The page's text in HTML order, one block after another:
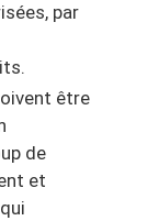
par
être
de
et